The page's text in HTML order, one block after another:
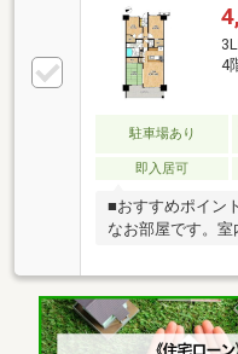
4
駐車場あり
即入居可
■おすすめポイン
なお部屋です。室
り、床暖房付き
いただけます。2
り、衣類や季節物
ます。使い勝手の